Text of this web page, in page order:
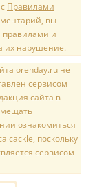
Правилами
вы
правилами и
их нарушение.
orenday.ru не
сервисом
сайта в
ознакомиться
cackle, поскольку
сервисом